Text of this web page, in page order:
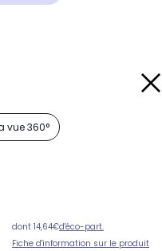
vue 360°
dont 14,64€d'éco-part.
Fiche d'information sur le produit